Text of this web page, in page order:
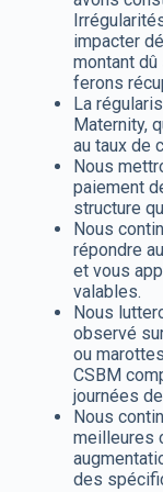
impacter
montant
ferons
La
Maternity,
au taux de
Nous
paiement
structure
Nous
répondre
et vous
valables.
Nous
observé
ou
CSBM
journées
Nous
meilleures
des